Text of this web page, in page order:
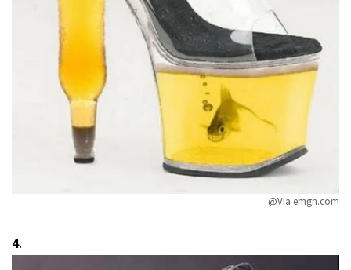
@Via emgn.com
4.